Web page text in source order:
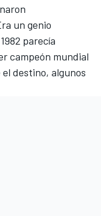
un genio
parecía
campeón mundial
destino, algunos